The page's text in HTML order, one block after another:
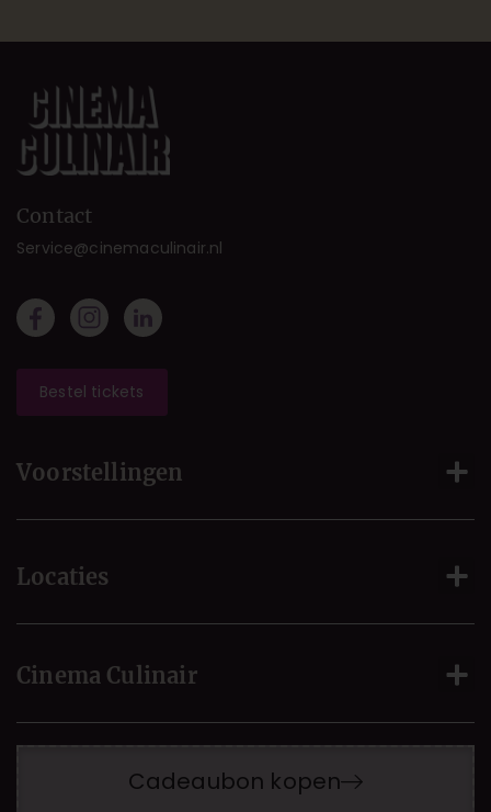
Contact
Service@cinemaculinair.nl
Bestel tickets
Voorstellingen
Locaties
Cinema Culinair
Cadeaubon kopen